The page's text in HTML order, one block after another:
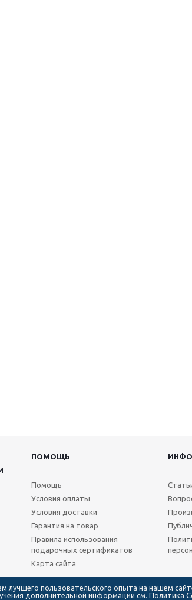
ПОМОЩЬ
Помощь
Условия оплаты
Условия доставки
Гарантия на товар
Правила использования
подарочных сертификатов
Карта сайта
лучшего пользовательского опыта на нашем
дополнительной информации см. Политика